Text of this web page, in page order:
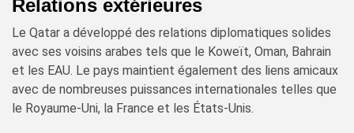
Relations extérieures
Le Qatar a développé des relations diplomatiques solides
avec ses voisins arabes tels que le Koweït, Oman, Bahrain
et les EAU. Le pays maintient également des liens amicaux
avec de nombreuses puissances internationales telles que
le Royaume-Uni, la France et les États-Unis.